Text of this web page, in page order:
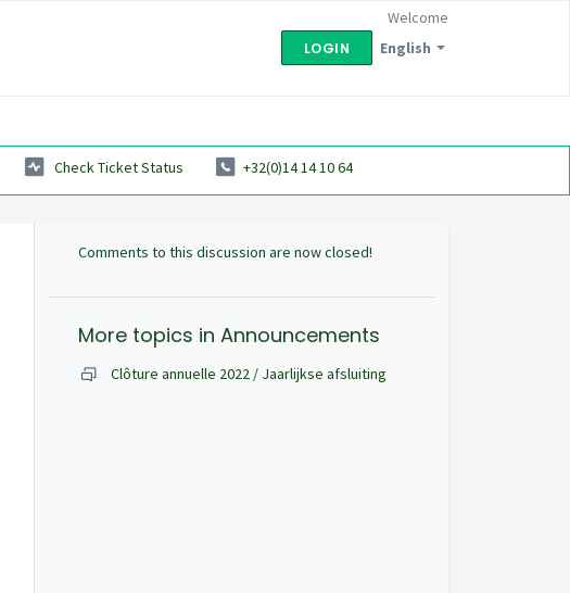
English
Welcome
LOGIN
Check Ticket Status +32(0)14 14 10 64
Comments to this discussion are now closed!
More topics inAnnouncements
Clôture annuelle 2022 / Jaarlijkse afsluiting